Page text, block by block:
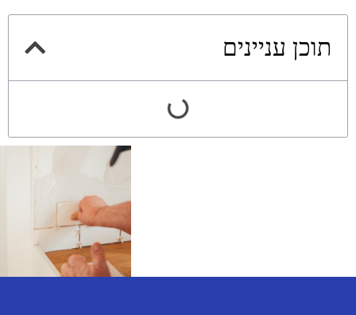
תוכן עניינים